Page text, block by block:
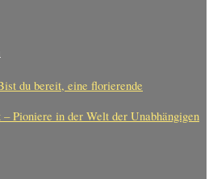
du bereit, eine florierende
Pioniere in der Welt der Unabhängigen